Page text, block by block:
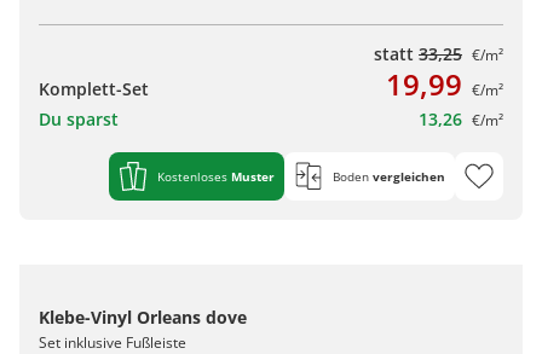
statt 33,25 €/m²
Komplett-Set 19,99 €/m²
Du sparst 13,26 €/m²
Kostenloses Muster Boden vergleichen
Klebe-Vinyl Orleans dove
Set inklusive Fußleiste